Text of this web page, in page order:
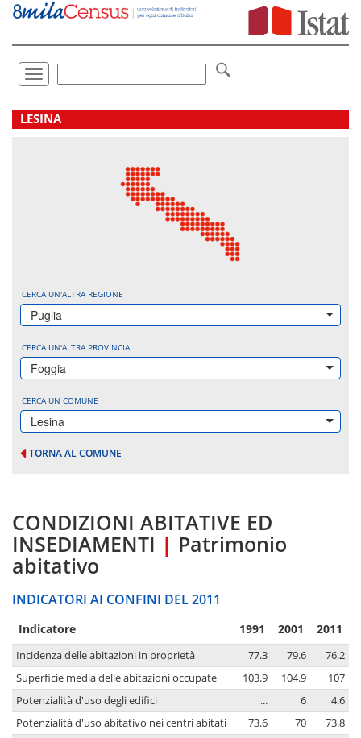
Vai
direttamente
Toggle
navigation
LESINA
CERCA UN'ALTRA REGIONE
Puglia
CERCA UN'ALTRA PROVINCIA
Foggia
CERCA UN COMUNE
Lesina
TORNA AL COMUNE
CONDIZIONI ABITATIVE ED
INSEDIAMENTI | Patrimonio
abitativo
INDICATORI AI CONFINI DEL 2011
Indicatore 1991 2001 2011
Incidenza delle abitazioni in proprietà 77.3 79.6
76.2
Superficie media delle abitazioni occupate
103.9 104.9
107
Potenzialità d'uso degli edifici
... 6
4.6
Potenzialità d'uso abitativo nei centri abitati
73.6 70
73.8